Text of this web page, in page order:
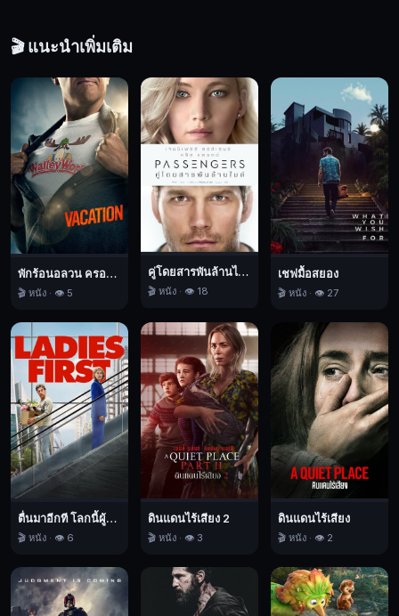
ลึกลับ,
2025
🎬 แนะนำเพิ่มเติม
พักร้อนอลวน ครอบครัวอลเวง
🎬 หนัง · 👁️ 5
คู่โดยสารพันล้านไมล์
🎬 หนัง · 👁️ 18
เชฟมื้อสยอง
🎬 หนัง · 👁️ 27
ตื่นมาอีกที โลกนี้ผู้หญิงใหญ่
🎬 หนัง · 👁️ 6
ดินแดนไร้เสียง 2
🎬 หนัง · 👁️ 3
ดินแดนไร้เสียง
🎬 หนัง · 👁️ 2